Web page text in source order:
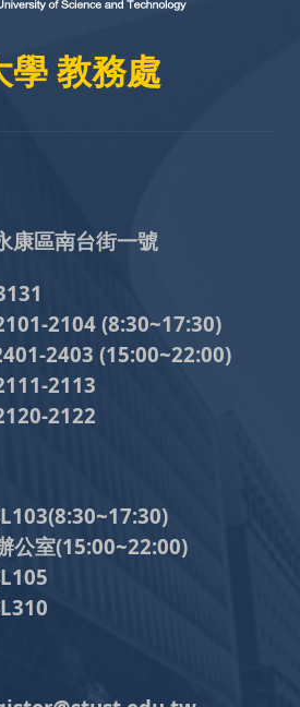
學 教務處
康區南台街一號
2104 (8:30~17:30)
2403 (15:00~22:00)
2113
2122
(8:30~17:30)
(15:00~22:00)